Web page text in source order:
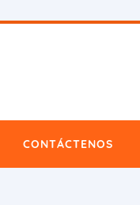
CONTÁCTENOS